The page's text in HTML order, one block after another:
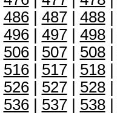
486| 487| 488|
496| 497| 498|
506| 507| 508|
516| 517| 518|
526| 527| 528|
536| 537| 538|